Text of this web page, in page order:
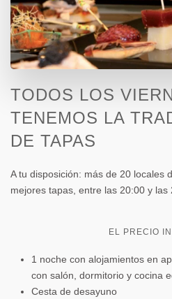
TODOS LOS
TENEMOS LA
DE TAPAS
A tu disposición: más de 20 locales
mejores tapas, entre las 20:00 y las
EL PRECIO
1 noche con alojamientos en
con salón, dormitorio y cocina
Cesta de desayuno